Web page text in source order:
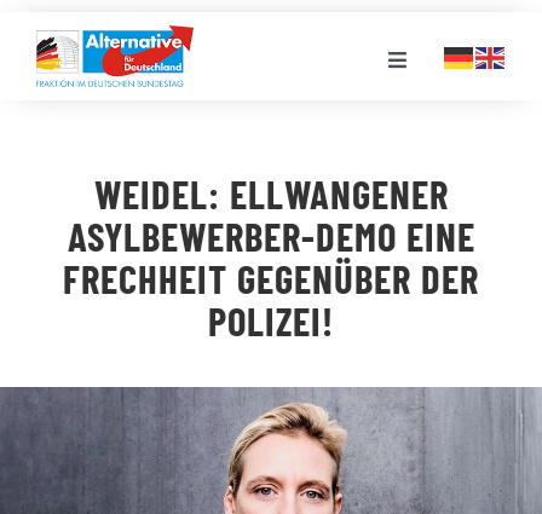
Inhalt
springen
Toggle
LANDESGRUPPEN
VERANSTALTUNGEN
STELLENPORTAL
WEIDEL: ELLWANGENER
ASYLBEWERBER-DEMO EINE
FRECHHEIT GEGENÜBER DER
POLIZEI!